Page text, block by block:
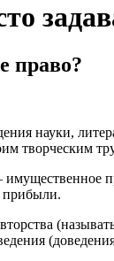
право?
науки,
творческим
прибыли.